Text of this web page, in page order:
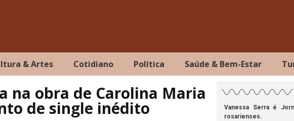
& Artes Cotidiano Política Saúde & Bem-Estar
na obra de Carolina Maria
de single inédito
Vanessa Serra é
rosarienses.